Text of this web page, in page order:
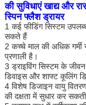
की सुविधाएंखाद्य और
स्पिन फ्लैश ड्रायर
1 कई फीडिंग सिस्टम
सकते हैं
2 कच्चे माल की अधिक
प्रणाली है।
3 ड्राइविंग सिस्टम के
डिवाइस और शाफ्ट कूलिंग
4 विशेष डिजाइन वायु
की दक्षता में सुधार कर